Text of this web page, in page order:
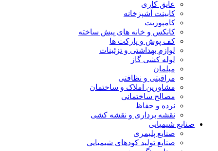
عایق کاری
کابینت آشپزخانه
کامپوزیت
کانکس و خانه های پیش ساخته
کف پوش و پارکت ها
لوازم بهداشتی و تزئینات
لوله کشی گاز
مبلمان
مراقبتی و نظافتی
مشاورین املاک و ساختمان
مصالح ساختمانی
نرده و حفاظ
نقشه برداری و نقشه کشی
صنایع شیمیایی
صنایع پلیمری
صنایع تولید کودهای شیمیایی